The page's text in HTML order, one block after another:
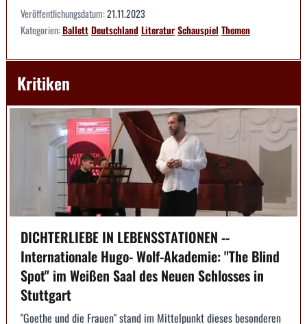
Veröffentlichungsdatum:21.11.2023
Kategorien:BallettDeutschlandLiteraturSchauspiel Themen
Kritiken
DICHTERLIEBE IN LEBENSSTATIONEN --
Internationale Hugo- Wolf-Akademie: "The Blind
Spot" im Weißen Saal des Neuen Schlosses in
Stuttgart
"Goethe und die Frauen" stand im Mittelpunkt dieses besonderen